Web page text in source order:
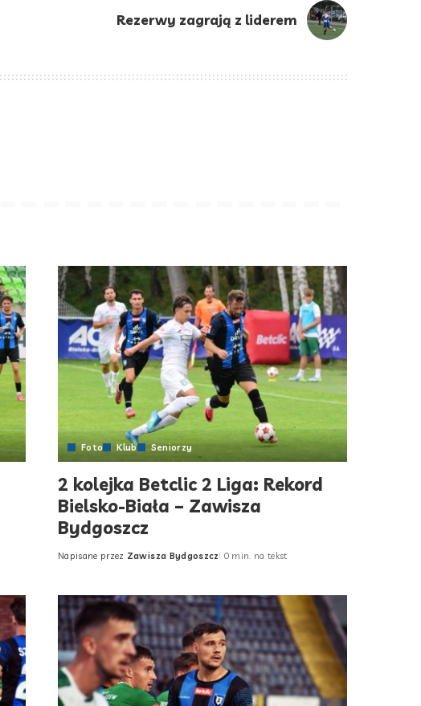
Rezerwy zagrają z liderem
Foto Klub Seniorzy
2 kolejka Betclic 2 Liga: Rekord
Bielsko-Biała – Zawisza
Bydgoszcz
Posted
Napisane przez Zawisza Bydgoszcz 0 min. na tekst